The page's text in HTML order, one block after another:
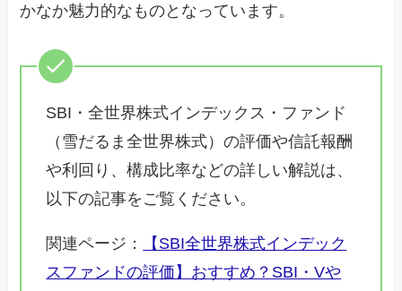
かなか魅力的なものとなっています。
SBI・全世界株式インデックス・ファンド
（雪だるま全世界株式）の評価や信託報酬
や利回り、構成比率などの詳しい解説は、
以下の記事をご覧ください。
関連ページ：
【SBI全世界株式インデック
スファンドの評価】おすすめ？SBI・Vや